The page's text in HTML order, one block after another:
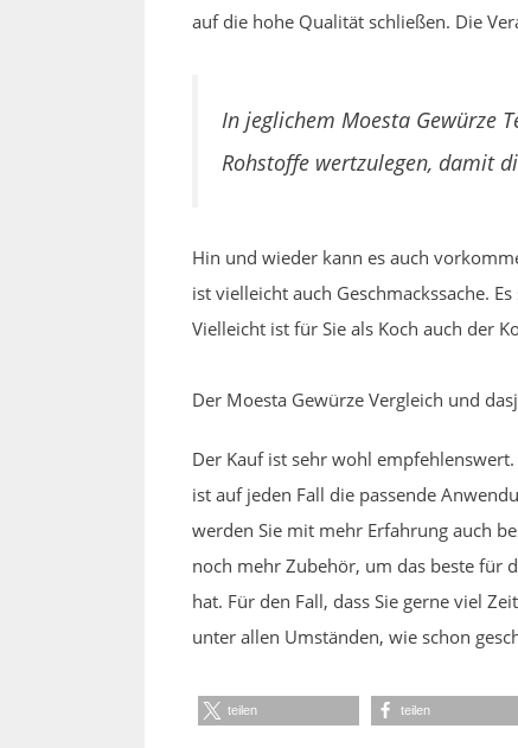
auf die hohe Qualität schließen. Die
In jeglichem Moesta Gewürze
Rohstoffe wertzulegen, damit
Hin und wieder kann es auch
ist vielleicht auch Geschmackssache.
Vielleicht ist für Sie als Koch auch der
Der Moesta Gewürze Vergleich und
Der Kauf ist sehr wohl
ist auf jeden Fall die passende
werden Sie mit mehr Erfahrung auch
noch mehr Zubehör, um das beste für
hat. Für den Fall, dass Sie gerne viel
unter allen Umständen, wie schon
teilen teilen